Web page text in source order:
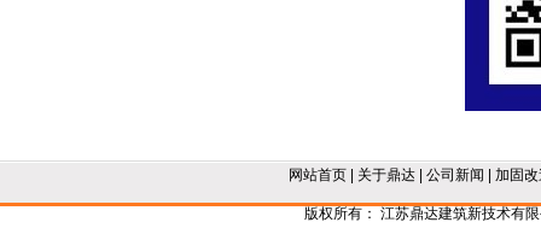
网站首页| 关于鼎达| 公司新闻 加固改
版权所有： 江苏鼎达建筑新技术有